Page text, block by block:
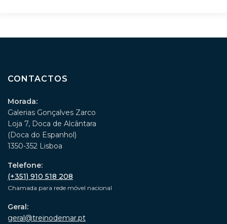
CONTACTOS
Morada:
Galerias Gonçalves Zarco
Loja 7, Doca de Alcântara
(Doca do Espanhol)
1350-352 Lisboa
Telefone:
(+351) 910 518 208
Chamada para rede móvel nacional
Geral:
geral@treinodemar.pt